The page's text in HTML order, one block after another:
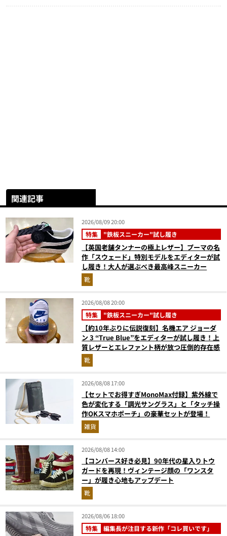
関連記事
2026/08/09 20:00
特集 "鉄板スニーカー"試し履き
【英国老舗タンナーの極上レザー】プーマの名
作「スウェード」特別モデルをエディターが試
し履き！大人が選ぶべき最高峰スニーカー
靴
2026/08/08 20:00
特集 "鉄板スニーカー"試し履き
【約10年ぶりに伝説復刻】名機エア ジョーダ
ン 3 “True Blue”をエディターが試し履き！上
質レザーとエレファント柄が放つ圧倒的存在感
靴
2026/08/08 17:00
【セットでお得すぎMonoMax付録】紫外線で
色が変化する「調光サングラス」と「タッチ操
作OKスマホポーチ」の豪華セットが登場！
雑貨
2026/08/08 14:00
【コンバース好き必見】90年代の星入りトウ
ガードを再現！ヴィンテージ顔の「ワンスタ
ー」が履き心地もアップデート
靴
2026/08/06 18:00
特集 編集長が注目する新作「コレ買いです」